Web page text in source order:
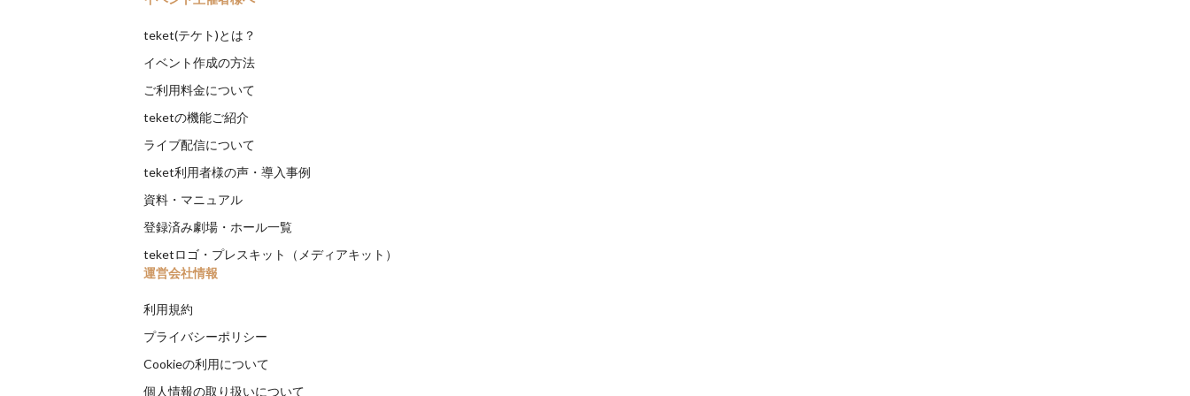
teket(テケト)とは？
イベント作成の方法
ご利用料金について
teketの機能ご紹介
ライブ配信について
teket利用者様の声・導入事例
資料・マニュアル
登録済み劇場・ホール一覧
teketロゴ・プレスキット（メディアキット）
運営会社情報
利用規約
プライバシーポリシー
Cookieの利用について
個人情報の取り扱いについて